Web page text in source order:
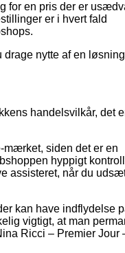
for en pris der er
er i hvert fald
nytte af en
handelsvilkår, det
mærket, siden det er en
hyppigt
assisteret, når du
kan have indflydelse
vigtigt, at man
Ricci – Premier Jour